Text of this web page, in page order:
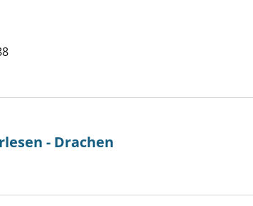
- Drachen anzeigen
- Drachen